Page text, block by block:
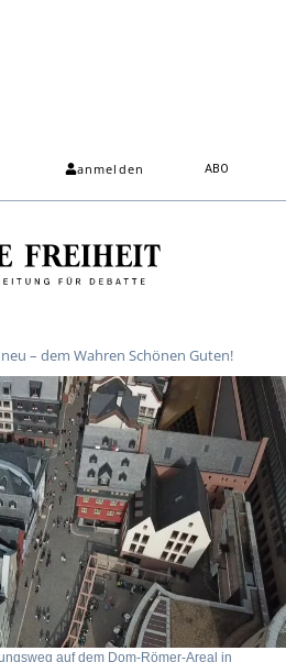
anmelden ABO
– dem Wahren Schönen Guten!
auf dem Dom-Römer-Areal in